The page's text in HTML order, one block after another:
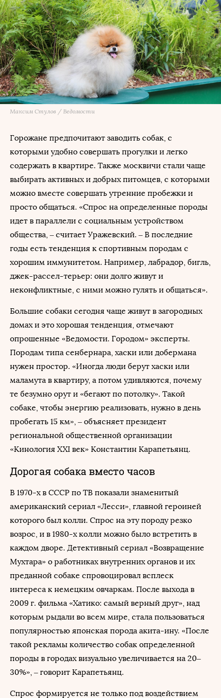
Максим Стулов / Ведомости
Горожане предпочитают заводить собак, с
которыми удобно совершать прогулки и легко
содержать в квартире. Также москвичи стали чаще
выбирать активных и добрых питомцев, с которыми
можно вместе совершать утренние пробежки и
просто общаться. «Спрос на определенные породы
идет в параллели с социальным устройством
общества, – считает Уражевский. – В последние
годы есть тенденция к спортивным породам с
хорошим иммунитетом. Например, лабрадор, бигль,
джек-рассел-терьер: они долго живут и
неконфликтные, с ними можно гулять и общаться».
Большие собаки сегодня чаще живут в загородных
домах и это хорошая тенденция, отмечают
опрошенные «Ведомости. Городом» эксперты.
Породам типа сенбернара, хаски или добермана
нужен простор. «Иногда люди берут хаски или
маламута в квартиру, а потом удивляются, почему
те безумно орут и «бегают по потолку». Такой
собаке, чтобы энергию реализовать, нужно в день
пробегать 15 км», – объясняет президент
региональной общественной организации
«Кинология XXI век» Константин Карапетьянц.
Дорогая собака вместо часов
В 1970-х в СССР по ТВ показали знаменитый
американский сериал «Лесси», главной героиней
которого был колли. Спрос на эту породу резко
возрос, и в 1980-х колли можно было встретить в
каждом дворе. Детективный сериал «Возвращение
Мухтара» о работниках внутренних органов и их
преданной собаке спровоцировал всплеск
интереса к немецким овчаркам. После выхода в
2009 г. фильма «Хатико: самый верный друг», над
которым рыдали во всем мире, стала пользоваться
популярностью японская порода акита-ину. «После
такой рекламы количество собак определенной
породы в городах визуально увеличивается на 20–
30%», – говорит Карапетьянц.
Спрос формируется не только под воздействием